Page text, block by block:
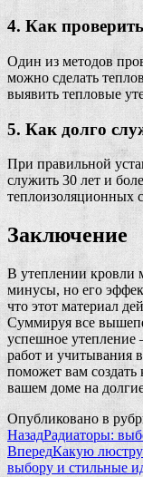
4. Как
Один из методов
можно сделать
выявить тепловые
5. Как долго
При правильной
служить 30 лет и
теплоизоляционных
Заключение
В утеплении кровли
минусы, но его
что этот материал
Суммируя все
успешное утепление
работ и учитывания
поможет вам
вашем доме на
Опубликовано в
НазадРадиаторы:
ВпередКакую люстру
выбору и стильные